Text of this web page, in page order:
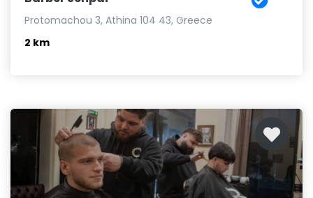
Protomachou 3, Athina 104 43, Greece
2 km